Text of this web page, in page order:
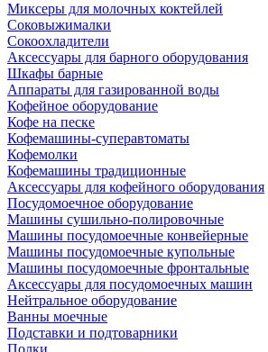
Миксеры для молочных коктейлей
Соковыжималки
Сокоохладители
Аксессуары для барного оборудования
Шкафы барные
Аппараты для газированной воды
Кофейное оборудование
Кофе на песке
Кофемашины-суперавтоматы
Кофемолки
Кофемашины традиционные
Аксессуары для кофейного оборудования
Посудомоечное оборудование
Машины сушильно-полировочные
Машины посудомоечные конвейерные
Машины посудомоечные купольные
Машины посудомоечные фронтальные
Аксессуары для посудомоечных машин
Нейтральное оборудование
Ванны моечные
Подставки и подтоварники
Полки